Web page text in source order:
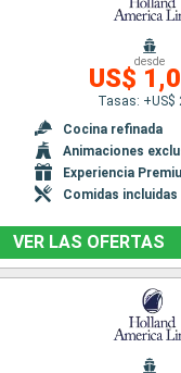
desde
US$
Tasas: +US$
Cocina refinada
Animaciones
Experiencia
Comidas incluidas
VER LAS OFERTAS